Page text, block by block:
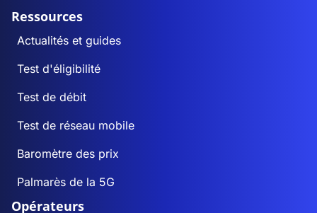
Ressources
Actualités et guides
Test d'éligibilité
Test de débit
Test de réseau mobile
Baromètre des prix
Palmarès de la 5G
Opérateurs